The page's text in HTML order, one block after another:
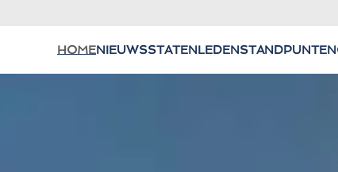
HOMENIEUWSSTATENLEDENSTANDPUNTEN